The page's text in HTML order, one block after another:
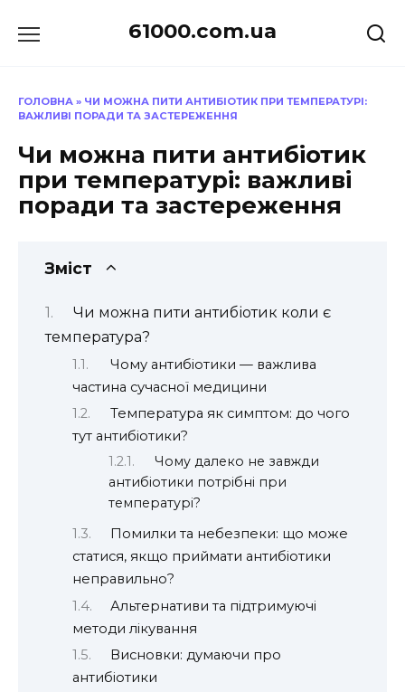
до
61000.com.ua
ГОЛОВНА » ЧИ МОЖНА ПИТИ АНТИБІОТИК ПРИ ТЕМПЕРАТУРІ:
ВАЖЛИВІ ПОРАДИ ТА ЗАСТЕРЕЖЕННЯ
Чи можна пити антибіотик
при температурі: важливі
поради та застереження
Зміст
Чи можна пити антибіотик коли є
температура?
Чому антибіотики — важлива
частина сучасної медицини
Температура як симптом: до чого
тут антибіотики?
Чому далеко не завжди
антибіотики потрібні при
температурі?
Помилки та небезпеки: що може
статися, якщо приймати антибіотики
неправильно?
Альтернативи та підтримуючі
методи лікування
Висновки: думаючи про
антибіотики